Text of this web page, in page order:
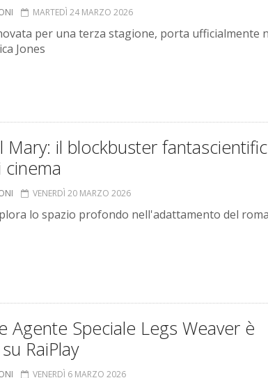
MARTEDÌ 24 MARZO 2026
per una terza stagione, porta ufficialmente
Jones
Mary: il blockbuster
VENERDÌ 20 MARZO 2026
lo spazio profondo nell'adattamento del
Agente Speciale Legs Weaver è
RaiPlay
VENERDÌ 6 MARZO 2026